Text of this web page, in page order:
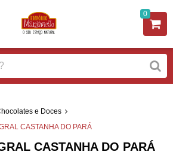
0
e Doces
CASTANHA DO PARÁ
CASTANHA DO PARÁ